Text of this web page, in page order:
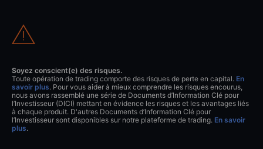
Soyez conscient(e) des risques.
Toute opération de trading comporte des risques de perte en capital. En
savoir plus. Pour vous aider à mieux comprendre les risques encourus,
nous avons rassemblé une série de Documents d’Information Clé pour
l’Investisseur (DICI) mettant en évidence les risques et les avantages liés
à chaque produit. D'autres Documents d’Information Clé pour
l’Investisseur sont disponibles sur notre plateforme de trading. En savoir
plus.